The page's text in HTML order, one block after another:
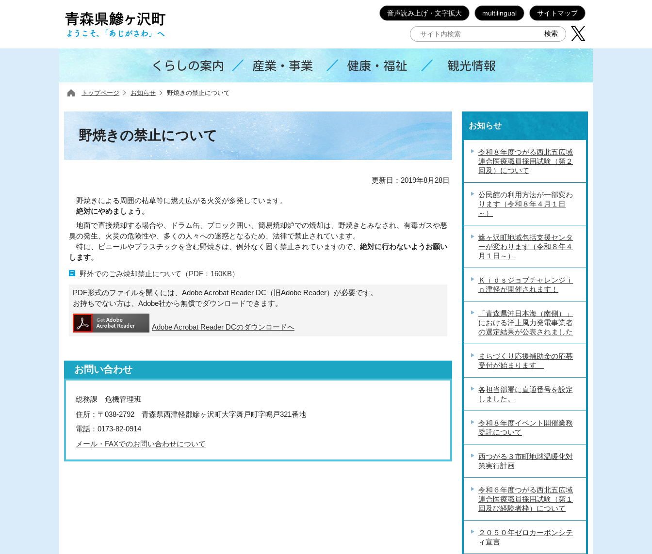
音声読み上げ・文字拡大 multilingual サイトマップ
くらしの案内 産業・事業 健康・福祉 観光情報
トップページ お知らせ 野焼きの禁止について
野焼きの禁止について
更新日：2019年8月28日
野焼きによる周囲の枯草等に燃え広がる火災が多発しています。
絶対にやめましょう。
地面で直接焼却する場合や、ドラム缶、ブロック囲い、簡易焼却炉での焼却は、野焼きとみなされ、有毒ガスや悪
臭の発生、火災の危険性や、多くの人々への迷惑となるため、法律で禁止されています。
特に、ビニールやプラスチックを含む野焼きは、例外なく固く禁止されていますので、 絶対に行わないようお願い
します。
野外でのごみ焼却禁止について（PDF：160KB）
PDF形式のファイルを開くには、Adobe Acrobat Reader DC（旧Adobe Reader）が必要です。
お持ちでない方は、Adobe社から無償でダウンロードできます。
Adobe Acrobat Reader DCのダウンロードへ
お問い合わせ
総務課 危機管理班
住所：〒038-2792 青森県西津軽郡鰺ヶ沢町大字舞戸町字鳴戸321番地
電話：0173-82-0914
メール・FAXでのお問い合わせについて
お知らせ
令和８年度つがる西北五広域
連合医療職員採用試験（第２
回及）について
公民館の利用方法が一部変わ
ります（令和８年４月１日
～）
鰺ヶ沢町地域包括支援センタ
ーが変わります（令和８年４
月１日～）
Ｋｉｄｓジョブチャレンジｉ
ｎ津軽が開催されます！
「青森県沖日本海（南側）」
における洋上風力発電事業者
の選定結果が公表されました
まちづくり応援補助金の応募
受付が始まります
各担当部署に直通番号を設定
しました。
令和８年度イベント開催業務
委託について
西つがる３市町地球温暖化対
策実行計画
令和６年度つがる西北五広域
連合医療職員採用試験（第１
回及び経験者枠）について
２０５０年ゼロカーボンシテ
ィ宣言